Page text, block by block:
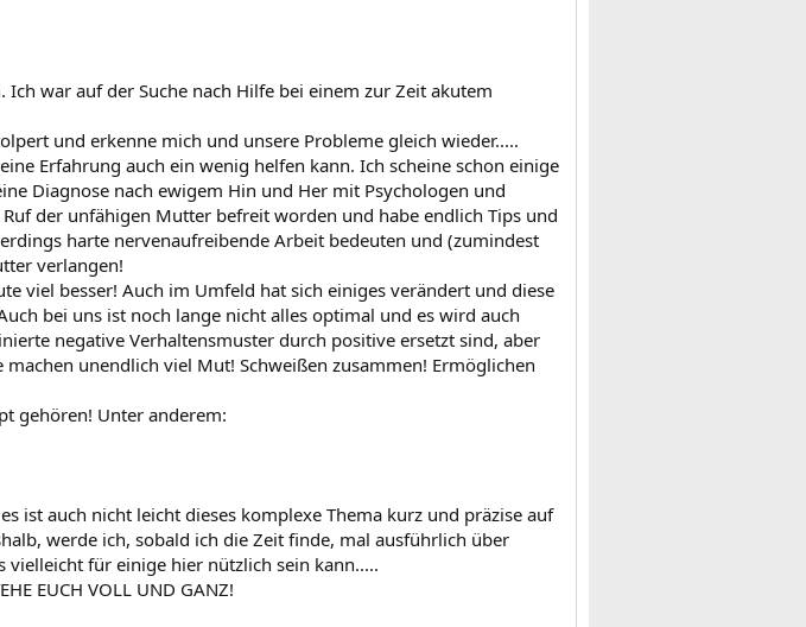
war auf der Suche nach Hilfe bei einem zur Zeit akutem
und erkenne mich und unsere Probleme gleich wieder.....
Erfahrung auch ein wenig helfen kann. Ich scheine schon einige
Diagnose nach ewigem Hin und Her mit Psychologen und
der unfähigen Mutter befreit worden und habe endlich Tips und
harte nervenaufreibende Arbeit bedeuten und (zumindest
verlangen!
viel besser! Auch im Umfeld hat sich einiges verändert und diese
bei uns ist noch lange nicht alles optimal und es wird auch
negative Verhaltensmuster durch positive ersetzt sind, aber
unendlich viel Mut! Schweißen zusammen! Ermöglichen
gehören! Unter anderem:
ist auch nicht leicht dieses komplexe Thema kurz und präzise auf
werde ich, sobald ich die Zeit finde, mal ausführlich über
vielleicht für einige hier nützlich sein kann.....
EUCH VOLL UND GANZ!